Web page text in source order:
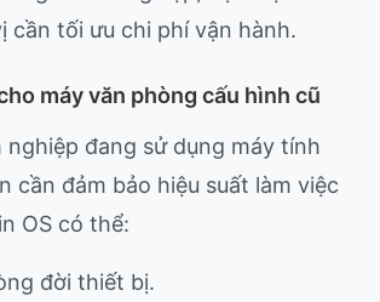
cần tối ưu chi phí vận hành.
máy văn phòng cấu hình cũ
nghiệp đang sử dụng máy tính
cần đảm bảo hiệu suất làm việc
OS có thể:
đời thiết bị.